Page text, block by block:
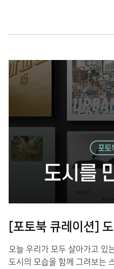
[포토북 큐레이션]
오늘 우리가 모두 살아가고 있
도시의 모습을 함께 그려보는